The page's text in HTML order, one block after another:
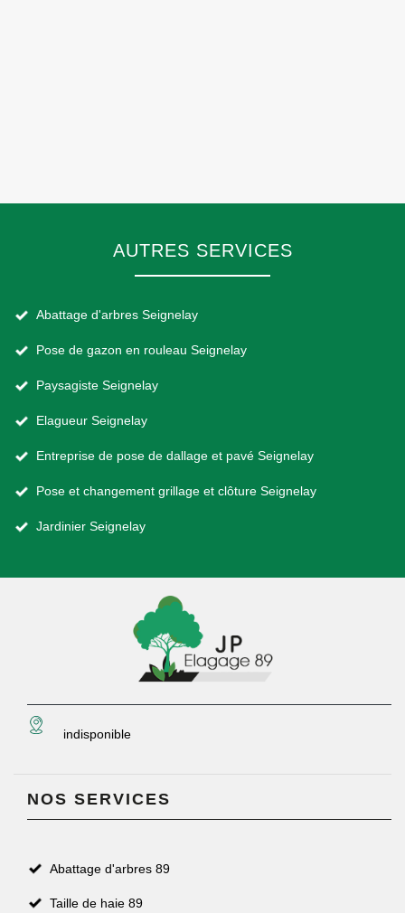
AUTRES SERVICES
Abattage d'arbres Seignelay
Pose de gazon en rouleau Seignelay
Paysagiste Seignelay
Elagueur Seignelay
Entreprise de pose de dallage et pavé Seignelay
Pose et changement grillage et clôture Seignelay
Jardinier Seignelay
indisponible
NOS SERVICES
Abattage d'arbres 89
Taille de haie 89